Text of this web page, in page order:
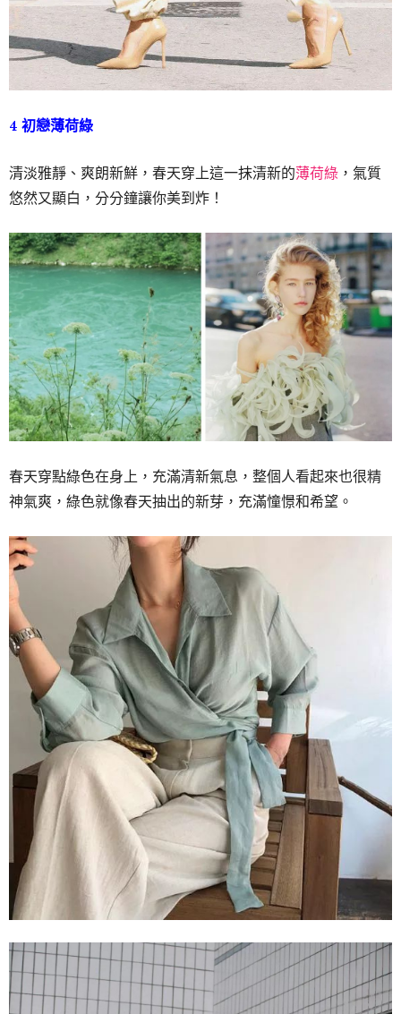
4 初戀薄荷綠
清淡雅靜、爽朗新鮮，春天穿上這一抹清新的薄荷綠 ，氣質
悠然又顯白，分分鐘讓你美到炸！
春天穿點綠色在身上，充滿清新氣息，整個人看起來也很精
神氣爽，綠色就像春天抽出的新芽，充滿憧憬和希望。